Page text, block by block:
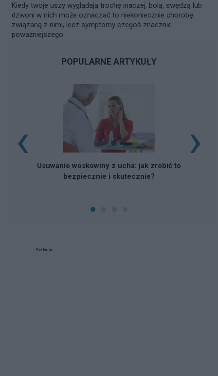
Kiedy twoje uszy wyglądają trochę inaczej, bolą, swędzą lub
dzwoni w nich może oznaczać to niekoniecznie chorobę
związaną z nimi, lecz symptomy czegoś znacznie
poważniejszego.
POPULARNE ARTYKUŁY
Usuwanie woskowiny z ucha: jak zrobić to
bezpiecznie i skutecznie?
‹ ›
Reklama: